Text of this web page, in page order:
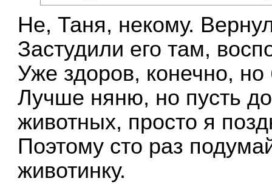
Не, Таня, некому.
Застудили его там,
Уже здоров, конечно,
Лучше няню, но пусть
животных, просто я
Поэтому сто раз
животинку.